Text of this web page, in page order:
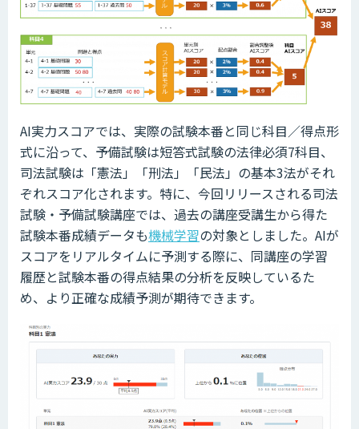
AI実力スコアでは、実際の試験本番と同じ科目／得点形
式に沿って、予備試験は短答式試験の法律必須7科目、
司法試験は「憲法」「刑法」「民法」の基本3法がそれ
ぞれスコア化されます。特に、今回リリースされる司法
試験・予備試験講座では、過去の講座受講生から得た
試験本番成績データも機械学習の対象としました。AIが
スコアをリアルタイムに予測する際に、同講座の学習
履歴と試験本番の得点結果の分析を反映しているた
め、より正確な成績予測が期待できます。